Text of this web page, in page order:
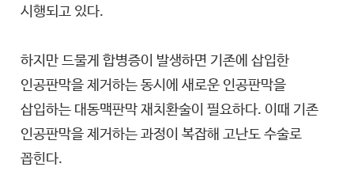
시행되고 있다.
하지만 드물게 합병증이 발생하면 기존에 삽입한
인공판막을 제거하는 동시에 새로운 인공판막을
삽입하는 대동맥판막 재치환술이 필요하다. 이때 기존
인공판막을 제거하는 과정이 복잡해 고난도 수술로
꼽힌다.